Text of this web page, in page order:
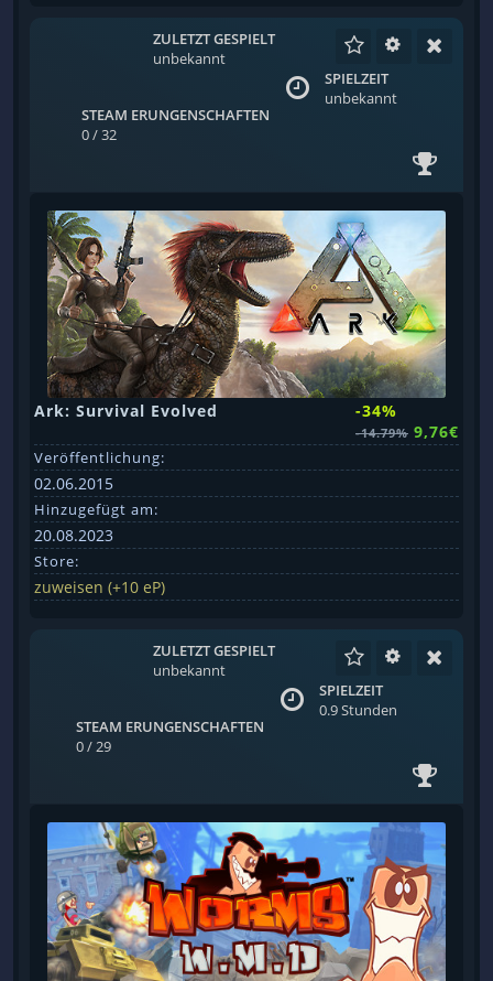
ZULETZT GESPIELT
unbekannt
SPIELZEIT
unbekannt
STEAM ERUNGENSCHAFTEN
0 / 32
Ark: Survival Evolved -34%
-14.79% 9,76€
Veröffentlichung:
02.06.2015
Hinzugefügt am:
20.08.2023
Store:
zuweisen (+10 eP)
ZULETZT GESPIELT
unbekannt
SPIELZEIT
0.9 Stunden
STEAM ERUNGENSCHAFTEN
0 / 29